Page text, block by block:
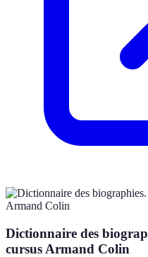
Dictionnaire des
cursus Armand Colin